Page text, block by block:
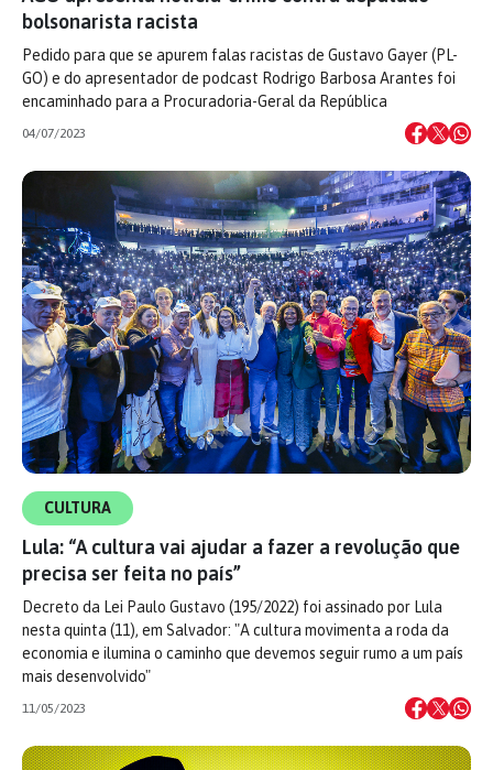
bolsonarista racista
Pedido para que se apurem falas racistas de Gustavo Gayer (PL-
GO) e do apresentador de podcast Rodrigo Barbosa Arantes foi
encaminhado para a Procuradoria-Geral da República
04/07/2023
CULTURA
Lula: “A cultura vai ajudar a fazer a revolução que
precisa ser feita no país”
Decreto da Lei Paulo Gustavo (195/2022) foi assinado por Lula
nesta quinta (11), em Salvador: "A cultura movimenta a roda da
economia e ilumina o caminho que devemos seguir rumo a um país
mais desenvolvido"
11/05/2023